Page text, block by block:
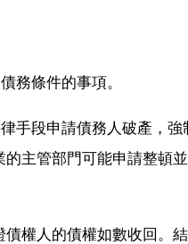
務條件的事項。
手段申請債務人破產，強
主管部門可能申請整頓
權人的債權如數收回。